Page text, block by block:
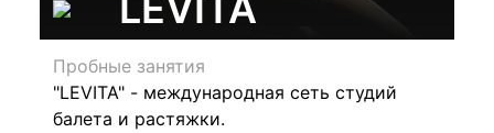
Пробные занятия
"LEVITA" - международная сеть студий
балета и растяжки.